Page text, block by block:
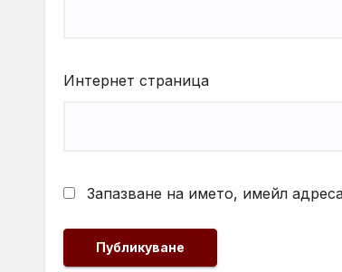
Интернет страница
Запазване на името, имейл